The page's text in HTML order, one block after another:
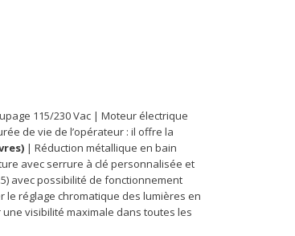
115/230 Vac | Moteur électrique
de vie de l’opérateur : il offre la
| Réduction métallique en bain
avec serrure à clé personnalisée et
avec possibilité de fonctionnement
le réglage chromatique des lumières en
visibilité maximale dans toutes les